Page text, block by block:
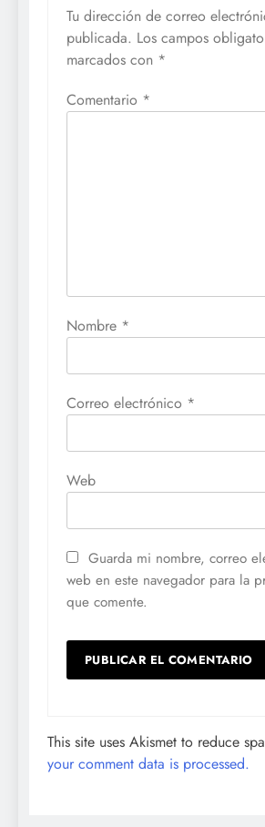
Tu dirección de correo
publicada. Los campos
marcados con *
Comentario *
Nombre *
Correo electrónico *
Web
Guarda mi nombre, correo
web en este navegador para la
que comente.
This site uses Akismet to reduce
your comment data is processed.